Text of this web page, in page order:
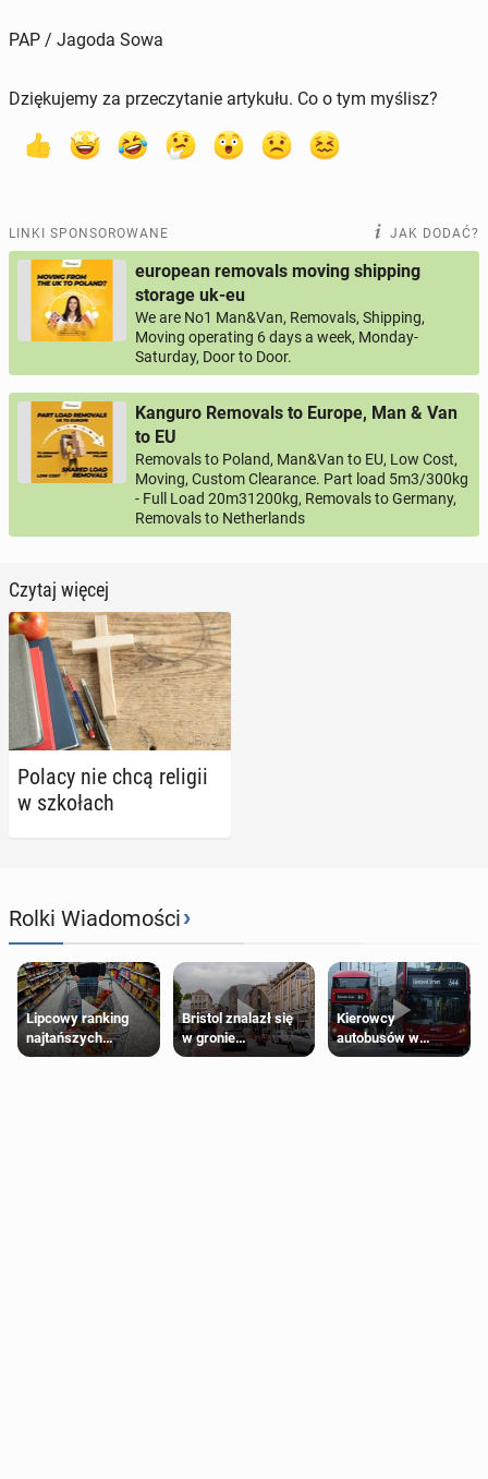
PAP / Jagoda Sowa
Dziękujemy za przeczytanie artykułu. Co o tym myślisz?
LINKI SPONSOROWANE JAK DODAĆ?
european removals moving shipping
storage uk-eu
We are No1 Man&Van, Removals, Shipping,
Moving operating 6 days a week, Monday-
Saturday, Door to Door.
Kanguro Removals to Europe, Man & Van
to EU
Removals to Poland, Man&Van to EU, Low Cost,
Moving, Custom Clearance. Part load 5m3/300kg
- Full Load 20m31200kg, Removals to Germany,
Removals to Netherlands
Czytaj więcej
Polacy nie chcą religii
w szko­łach
Rolki Wiadomości›
Lipcowy ranking
najtańszych
supermarketów
Bristol znalazł się
w gronie
najlepszych
Kierowcy
autobusów w
Londynie